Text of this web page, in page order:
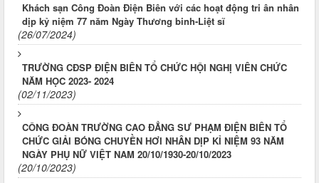
Khách sạn Công Đoàn Điện Biên với các hoạt động tri ân nhân
dịp kỷ niệm 77 năm Ngày Thương binh-Liệt sĩ
(26/07/2024)
TRƯỜNG CĐSP ĐIỆN BIÊN TỔ CHỨC HỘI NGHỊ VIÊN CHỨC
NĂM HỌC 2023- 2024
(02/11/2023)
CÔNG ĐOÀN TRƯỜNG CAO ĐẲNG SƯ PHẠM ĐIỆN BIÊN TỔ
CHỨC GIẢI BÓNG CHUYỀN HƠI NHÂN DỊP KỈ NIỆM 93 NĂM
NGÀY PHỤ NỮ VIỆT NAM 20/10/1930-20/10/2023
(20/10/2023)